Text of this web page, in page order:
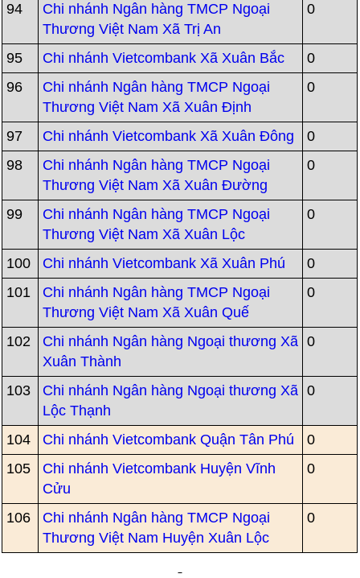
94
Chi nhánh Ngân hàng TMCP Ngoại
Thương Việt Nam Xã Trị An
0
95 Chi nhánh Vietcombank Xã Xuân Bắc
0
96
Chi nhánh Ngân hàng TMCP Ngoại
Thương Việt Nam Xã Xuân Định
0
97 Chi nhánh Vietcombank Xã Xuân Đông
0
98
Chi nhánh Ngân hàng TMCP Ngoại
Thương Việt Nam Xã Xuân Đường
0
99
Chi nhánh Ngân hàng TMCP Ngoại
Thương Việt Nam Xã Xuân Lộc
0
100 Chi nhánh Vietcombank Xã Xuân Phú
0
101
Chi nhánh Ngân hàng TMCP Ngoại
Thương Việt Nam Xã Xuân Quế
0
102
Chi nhánh Ngân hàng Ngoại thương Xã
Xuân Thành
0
103
Chi nhánh Ngân hàng Ngoại thương Xã
Lộc Thạnh
0
104 Chi nhánh Vietcombank Quận Tân Phú
0
105
Chi nhánh Vietcombank Huyện Vĩnh
Cửu
0
106
Chi nhánh Ngân hàng TMCP Ngoại
Thương Việt Nam Huyện Xuân Lộc
0